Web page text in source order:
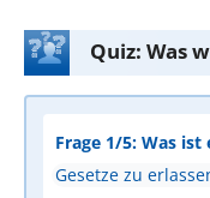
Quiz: Was
Frage 1/5: Was
Gesetze zu